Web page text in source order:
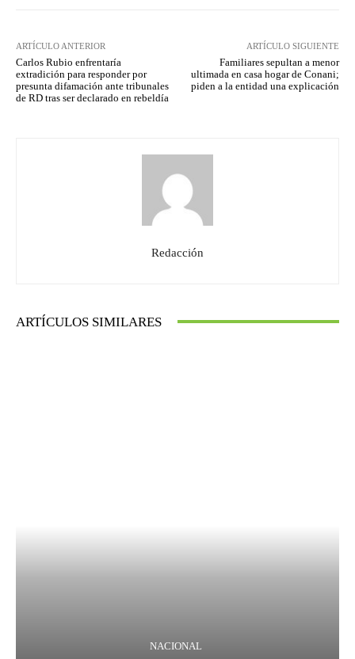
ARTÍCULO ANTERIOR
Carlos Rubio enfrentaría
extradición para responder por
presunta difamación ante tribunales
de RD tras ser declarado en rebeldía
ARTÍCULO SIGUIENTE
Familiares sepultan a menor
ultimada en casa hogar de Conani;
piden a la entidad una explicación
Redacción
ARTÍCULOS SIMILARES
NACIONAL